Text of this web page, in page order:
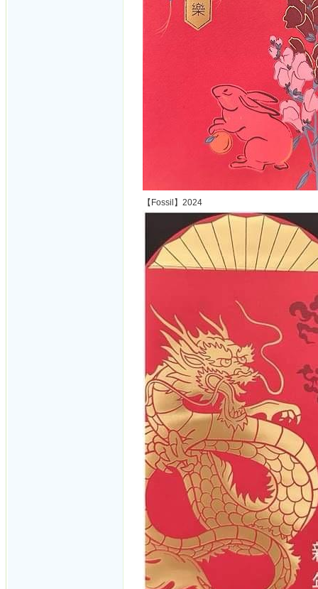
【Fossil】2024